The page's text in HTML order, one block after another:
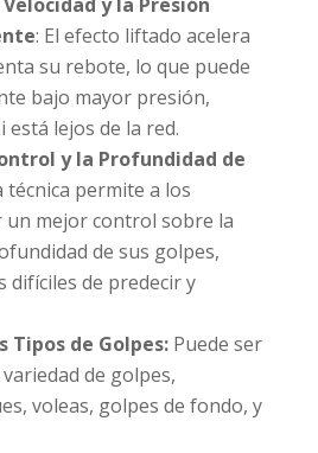
: El efecto liftado acelera
su rebote, lo que puede
bajo mayor presión,
está lejos de la red.
y la Profundidad de
técnica permite a los
mejor control sobre la
de sus golpes,
difíciles de predecir y
Tipos de Golpes:Puede ser
de golpes,
voleas, golpes de fondo, y